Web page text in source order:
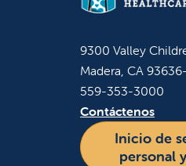
9300 Valley
Madera, CA
559-353-3000
Contáctenos
Inicio de
personal